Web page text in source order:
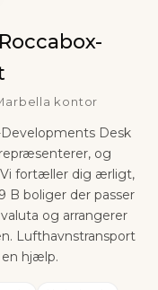
kontor
Desk
og
fortæller dig ærligt,
B boliger der passer
og arrangerer
Lufthavnstransport
en hjælp.